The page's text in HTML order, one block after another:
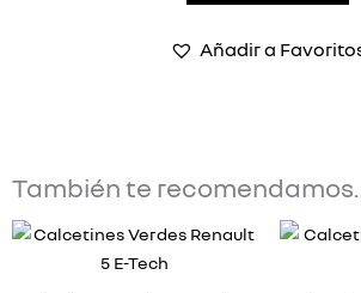
Añadir a
También te
Este